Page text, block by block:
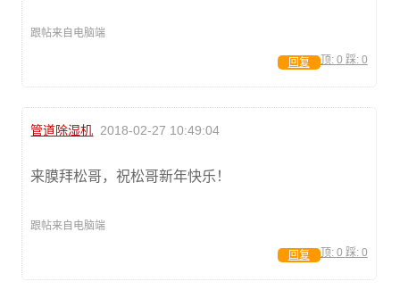
跟帖来自电脑端
顶: 0 踩: 0
回复
管道除湿机 2018-02-27 10:49:04
来膜拜松哥，祝松哥新年快乐！
跟帖来自电脑端
顶: 0 踩: 0
回复